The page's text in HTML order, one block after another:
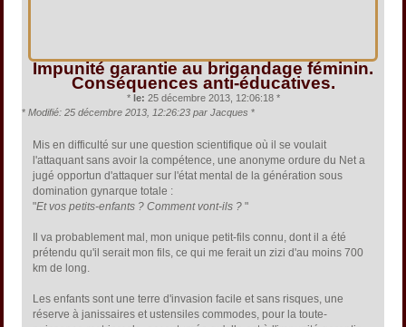
Impunité garantie au brigandage féminin.
Conséquences anti-éducatives.
* le: 25 décembre 2013, 12:06:18 *
* Modifié: 25 décembre 2013, 12:26:23 par Jacques *
Mis en difficulté sur une question scientifique où il se voulait
l'attaquant sans avoir la compétence, une anonyme ordure du Net a
jugé opportun d'attaquer sur l'état mental de la génération sous
domination gynarque totale :
"Et vos petits-enfants ? Comment vont-ils ?"
Il va probablement mal, mon unique petit-fils connu, dont il a été
prétendu qu'il serait mon fils, ce qui me ferait un zizi d'au moins 700
km de long.
Les enfants sont une terre d'invasion facile et sans risques, une
réserve à janissaires et ustensiles commodes, pour la toute-